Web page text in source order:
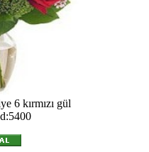
6 kırmızı gül